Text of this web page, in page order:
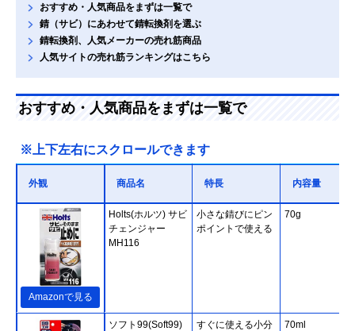
おすすめ・人気商品をまずは一覧で
錆（サビ）にあわせて錆転換剤を選ぶ
錆転換剤、人気メーカーの売れ筋商品
人気サイトの売れ筋ランキングはこちら
おすすめ・人気商品をまずは一覧で
※上下左右にスクロールできます
外観 商品名 特長 内容量
Amazonで見る
Holts(ホルツ) サビ
チェンジャー
MH116
小さな錆びにピン
ポイントで使える
70g
ソフト99(Soft99)
すぐに使える小分
70ml